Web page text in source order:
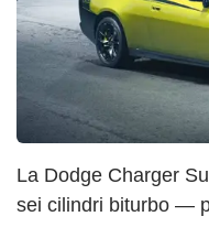
La Dodge Charger
sei cilindri biturbo —